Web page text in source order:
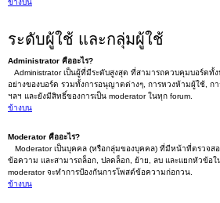
ข้างบน
ระดับผู้ใช้ และกลุ่มผู้ใช้
Administrator คืออะไร?
Administrator เป็นผู้ที่มีระดับสูงสุด ที่สามารถควบคุมบอร์ด
อย่างของบอร์ด รวมทั้งการอนุญาตต่างๆ, การหวงห้ามผู้ใช้, กา
ฯลฯ และยังมีสิทธิ์ของการเป็น moderator ในทุก forum.
ข้างบน
Moderator คืออะไร?
Moderator เป็นบุคคล (หรือกลุ่มของบุคคล) ที่มีหน้าที่ตรวจส
ข้อความ และสามารถล็อก, ปลดล็อก, ย้าย, ลบ และแยกหัวข้อ
moderator จะทำการป้องกันการโพสต์ข้อความก่อกวน.
ข้างบน